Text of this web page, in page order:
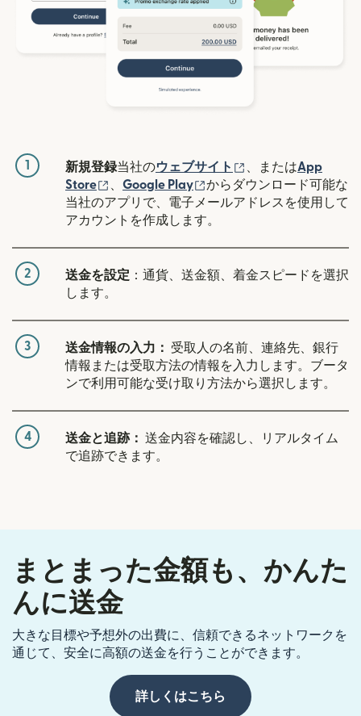
1 新規登録当社のウェブサイト （別ウィンドウで
、またはApp
Store
（別ウィンドウで開きます）
Google Play （別ウィンドウで開きま
からダウンロード可能な
当社のアプリで、電子メールアドレスを使用して
アカウントを作成します。
2 送金を設定 ：通貨、送金額、着金スピードを選択
します。
3 送金情報の入力：
受取人の名前、連絡先、銀行
情報または受取方法の情報を入力します。ブータ
ンで利用可能な受け取り方法から選択します。
4 送金と追跡： 送金内容を確認し、リアルタイム
で追跡できます。
まとまった金額も、かんた
んに送金
大きな目標や予想外の出費に、信頼できるネットワークを
通じて、安全に高額の送金を行うことができます。
詳しくはこちら